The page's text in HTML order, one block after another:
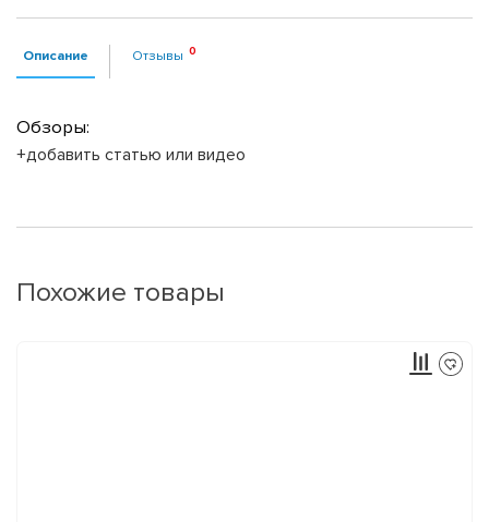
Описание Отзывы
Обзоры:
+добавить статью или видео
Похожие товары